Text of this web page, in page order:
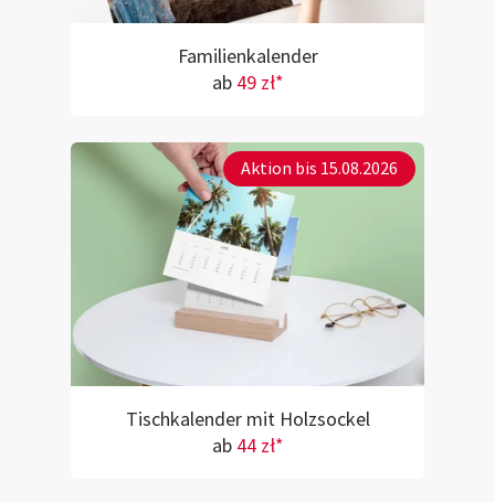
Familienkalender
ab 49 zł*
Aktion bis 15.08.2026
Tischkalender mit Holzsockel
ab 44 zł*